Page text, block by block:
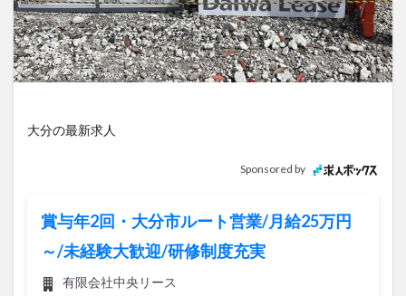
大分の最新求人
Sponsored by
賞与年2回・大分市ルート営業/月給25万円
～/未経験大歓迎/研修制度充実
有限会社中央リース
アイススケート
アウトドア
アサイーボウル
アフリカンサファリ
アミュプラザおおいた
アレンジレシピ
アートプラザ
イタリア料理
ウクライナ
サイゼリヤ
サウナ
ジャマイカ料理
ジャークチキン
スイーツ
スタバ
セレクトショップ
ソフトクリーム
チキンカレー
テイクアウト